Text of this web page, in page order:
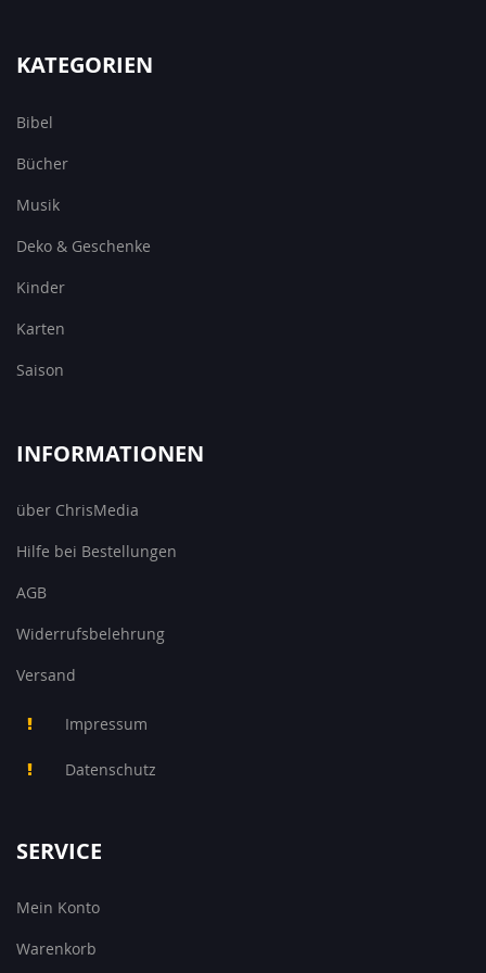
KATEGORIEN
Bibel
Bücher
Musik
Deko & Geschenke
Kinder
Karten
Saison
INFORMATIONEN
über ChrisMedia
Hilfe bei Bestellungen
AGB
Widerrufsbelehrung
Versand
Impressum
Datenschutz
SERVICE
Mein Konto
Warenkorb